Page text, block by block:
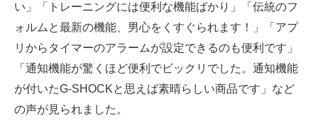
い」「トレーニングには便利な機能ばかり」「伝統のフ
ォルムと最新の機能、男心をくすぐられます！」「アプ
リからタイマーのアラームが設定できるのも便利です」
「通知機能が驚くほど便利でビックリでした。通知機能
が付いたG-SHOCKと思えば素晴らしい商品です」など
の声が見られました。